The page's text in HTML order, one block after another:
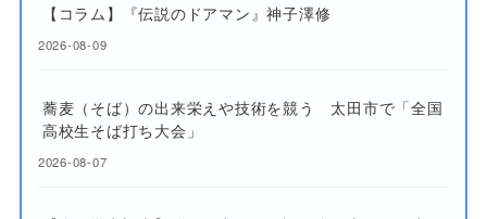
【コラム】『伝説のドアマン』神子澤修
2026-08-09
蕎麦（そば）の出来栄えや技術を競う 太田市で「全国
高校生そば打ち大会」
2026-08-07